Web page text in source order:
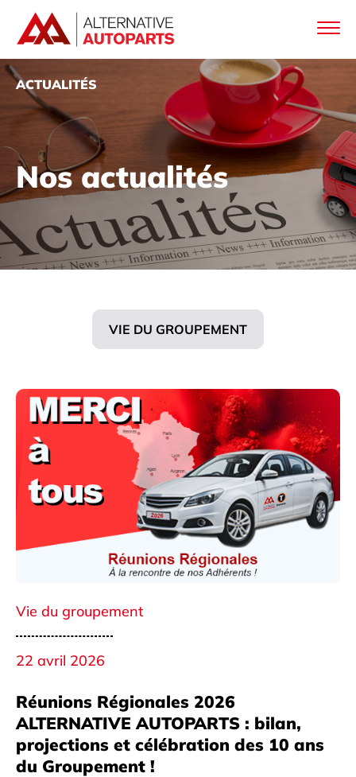
ACTUALITÉS
Nos actualités
VIE DU GROUPEMENT
Vie du groupement
22 avril 2026
Réunions Régionales 2026
ALTERNATIVE AUTOPARTS : bilan,
projections et célébration des 10 ans
du Groupement !